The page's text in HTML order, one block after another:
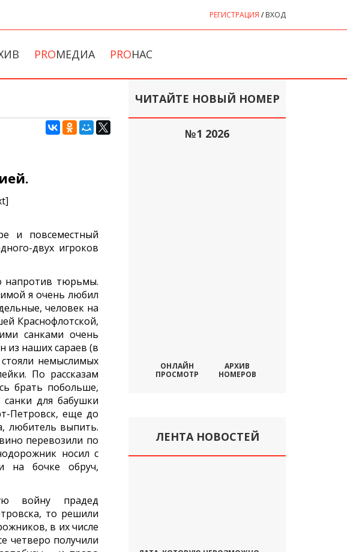
РЕГИСТРАЦИЯ /ВХОД
PROМЕДИА PROНАС
и повсеместный
двух игроков
напротив тюрьмы.
я очень любил
человек на
Краснофлотской,
санками очень
из наших сараев (в
немыслимых
По рассказам
брать побольше,
для бабушки
Петровск, еще до
любитель выпить.
перевозили по
носил с
на бочке обруч,
войну прадед
то решили
в их числе
четверо получили
ЧИТАЙТЕ НОВЫЙ НОМЕР
№1 2026
ОНЛАЙН
ПРОСМОТР
АРХИВ
НОМЕРОВ
ЛЕНТА НОВОСТЕЙ